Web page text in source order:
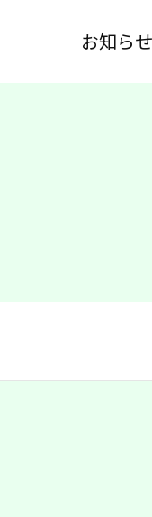
お知らせ